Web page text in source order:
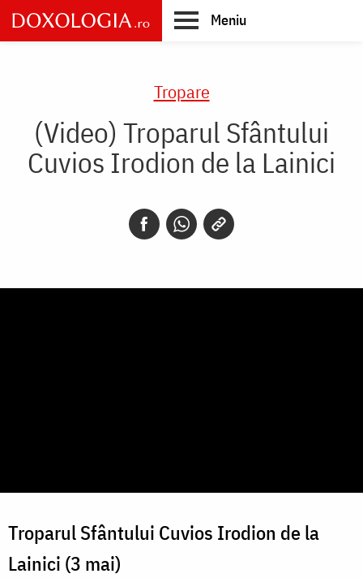
Skip
to
main
Meniu
Tropare
(Video) Troparul Sfântului
Cuvios Irodion de la Lainici
Troparul Sfântului Cuvios Irodion de la
Lainici (3 mai)